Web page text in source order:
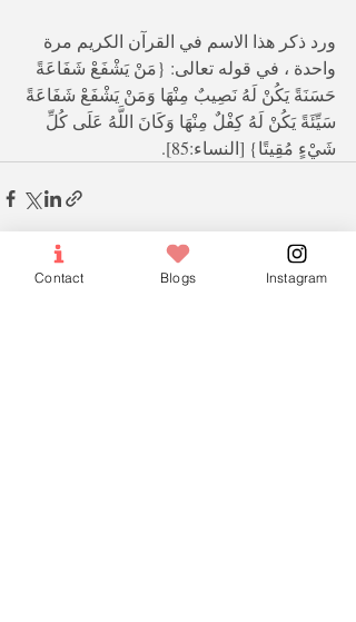
ورد ذكر هذا الاسم في القرآن الكريم مرة
واحدة ، في قوله تعالى: {مَنْ يَشْفَعْ شَفَاعَةً
حَسَنَةً يَكُنْ لَهُ نَصِيبٌ مِنْهَا وَمَنْ يَشْفَعْ شَفَاعَةً
سَيِّئَةً يَكُنْ لَهُ كِفْلٌ مِنْهَا وَكَانَ اللَّهُ عَلَى كُلِّ
شَيْءٍ مُقِيتًا} [النساء:85].
Contact Blogs Instagram